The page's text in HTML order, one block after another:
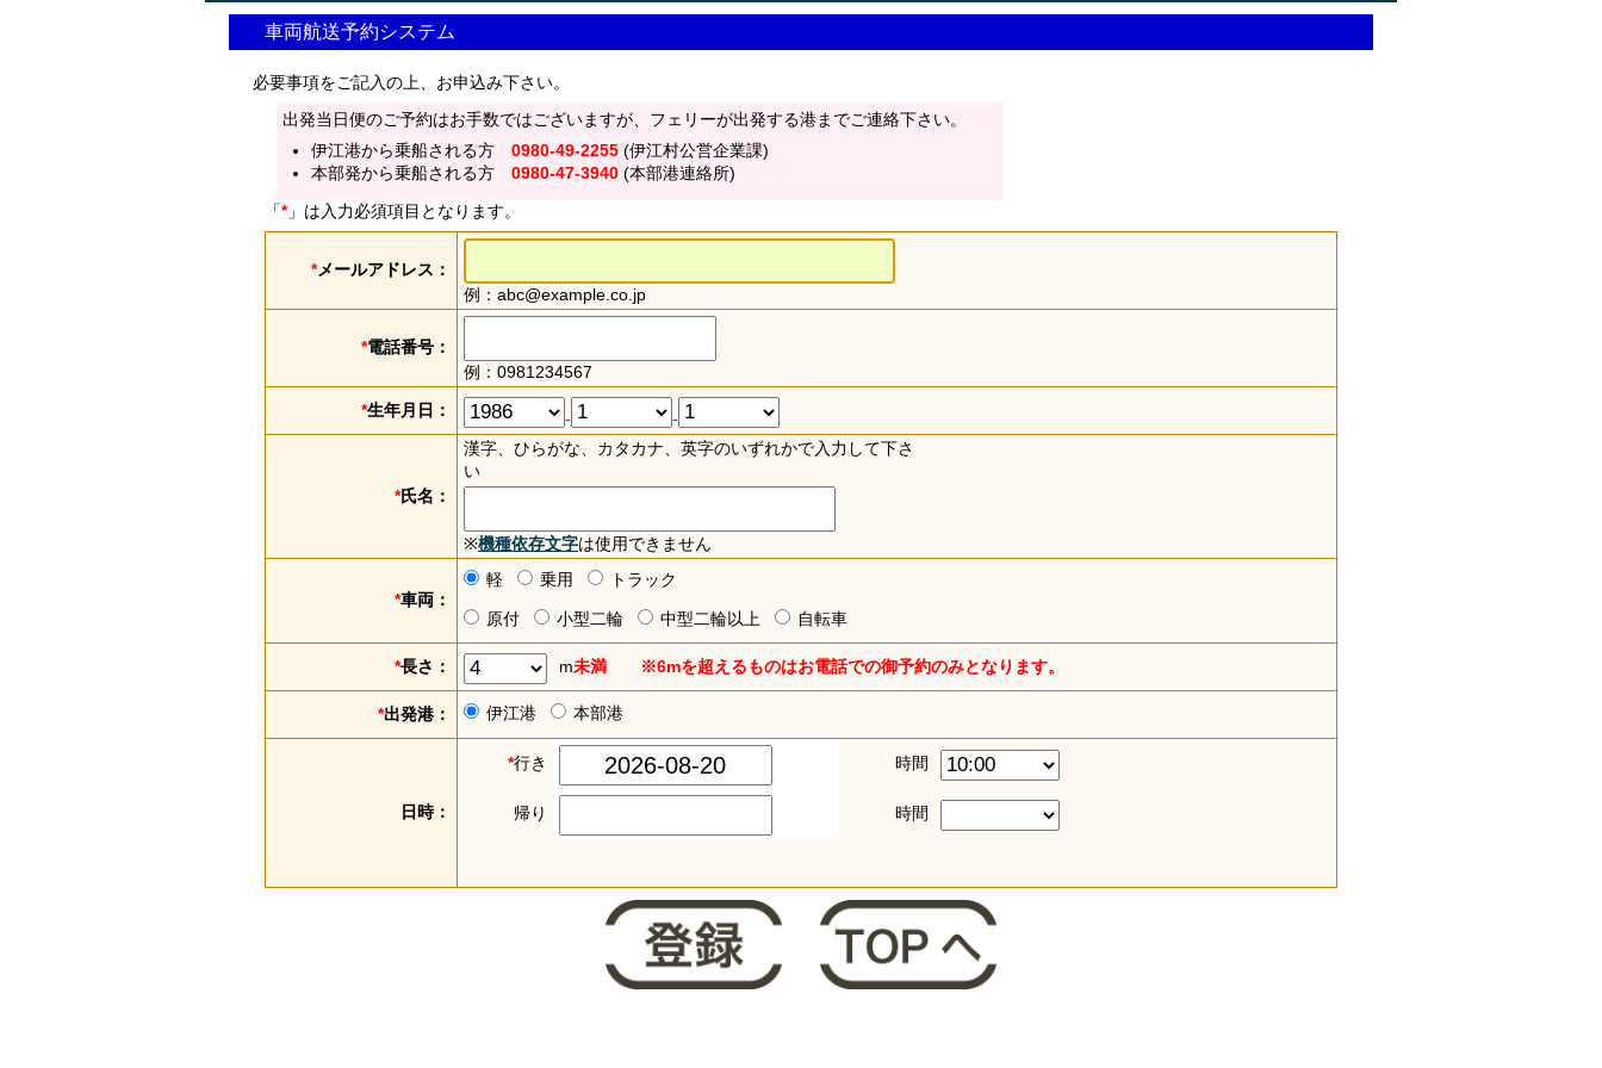
車両航送予約システム
必要事項をご記入の上、お申込み下さい。
出発当日便のご予約はお手数ではございますが、フェリーが出発する港までご連絡下さい。
伊江港から乗船される方 0980-49-2255 (伊江村公営企業課)
本部発から乗船される方 0980-47-3940 (本部港連絡所)
「*」は入力必須項目となります。
*メールアドレス：
例：abc@example.co.jp
*電話番号：
例：0981234567
*生年月日： - -
*氏名：
漢字、ひらがな、カタカナ、英字のいずれかで入力して下さ
い
※機種依存文字は使用できません
*車両：
軽 乗用 トラック
原付 小型二輪 中型二輪以上 自転車
*長さ： m未満 ※6mを超えるものはお電話での御予約のみとなります。
*出発港： 伊江港 本部港
日時：
*行き 時間
帰り 時間